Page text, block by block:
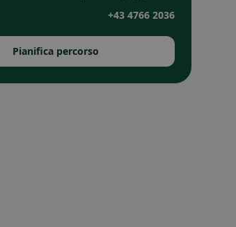
+43 4766 2036
Pianifica percorso